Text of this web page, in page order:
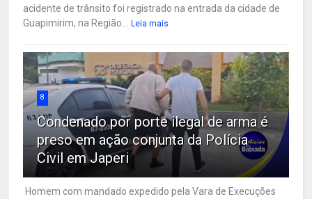
acidente de trânsito foi registrado na entrada da cidade de
Guapimirim, na Região...
Leia mais
8
Condenado por porte ilegal de arma é
preso em ação conjunta da Polícia
Civil em Japeri
Homem com mandado expedido pela Vara de Execuções